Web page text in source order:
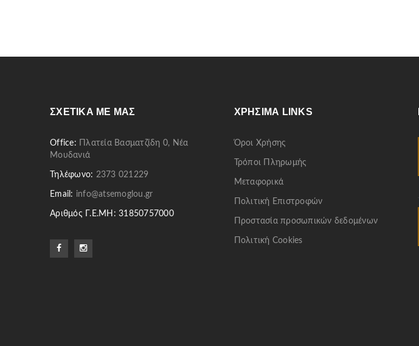
ΣΧΕΤΙΚΆ ΜΕ ΜΑΣ
Office:
Πλατεία Βασματζίδη 0, Νέα
Μουδανιά
Τηλέφωνο: 2373 021229
Email: info@atsemoglou.gr
Αριθμός Γ.Ε.ΜΗ: 31850757000
ΧΡΉΣΙΜΑ LINKS
Όροι Χρήσης
Τρόποι Πληρωμής
Μεταφορικά
Πολιτική Επιστροφών
Προστασία προσωπικών δεδομένων
Πολιτική Cookies